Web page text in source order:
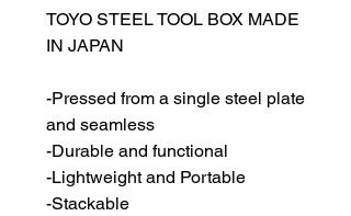
TOYO STEEL TOOL BOX MADE
IN JAPAN
-Pressed from a single steel plate
and seamless
-Durable and functional
-Lightweight and Portable
-Stackable